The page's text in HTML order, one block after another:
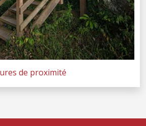
de proximité